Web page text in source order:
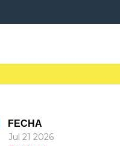
FECHA
Jul 21 2026